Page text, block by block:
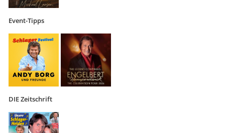
Event-Tipps
DIE Zeitschrift